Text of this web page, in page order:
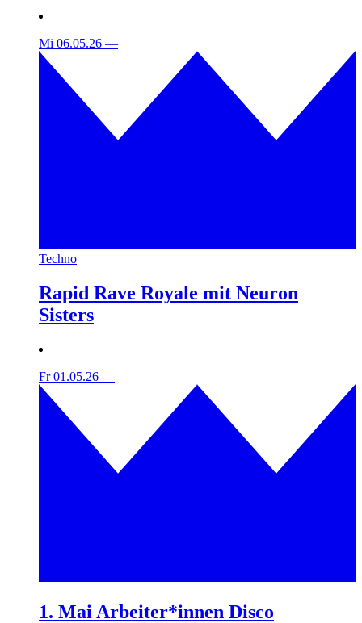
Mi 06.05.26 —
Techno
Rapid Rave Royale mit Neuron
Sisters
Fr 01.05.26 —
1. Mai Arbeiter*innen Disco